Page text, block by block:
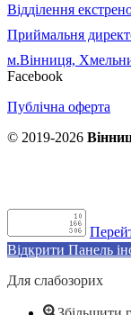
Відділення
Приймальня
м.Вінниця,
Facebook
Публічна оферта
© 2019-2026
Відкрити Панель
Для слабозорих